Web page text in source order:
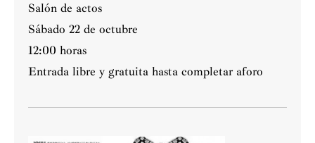
Salón de actos
Sábado 22 de octubre
12:00 horas
Entrada libre y gratuita hasta completar aforo